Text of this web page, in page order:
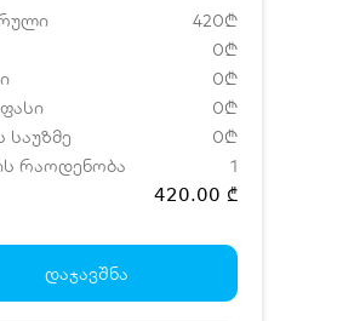
420₾
0₾
0₾
0₾
საუზმე
0₾
რაოდენობა
1
420.00 ₾
საწოლი
0 ₾
ღირებულება
₾
დაჯავშნა